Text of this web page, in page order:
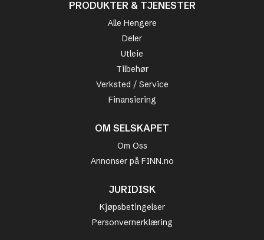
PRODUKTER & TJENESTER
Alle Hengere
Deler
Utleie
Tilbehør
Verksted / Service
Finansiering
OM SELSKAPET
Om Oss
Annonser på FINN.no
JURIDISK
Kjøpsbetingelser
Personvernerklæring